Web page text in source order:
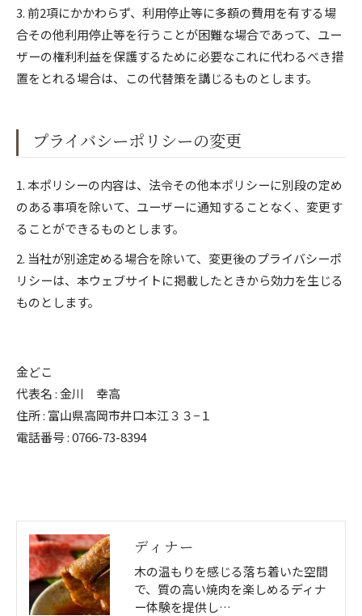
3. 前2項にかかわらず、利用停止等に多額の費用を有する場
合その他利用停止等を行うことが困難な場合であって、ユー
ザーの権利利益を保護するために必要なこれに代わるべき措
置をとれる場合は、この代替策を講じるものとします。
プライバシーポリシーの変更
1. 本ポリシーの内容は、法令その他本ポリシーに別段の定め
のある事項を除いて、ユーザーに通知することなく、変更す
ることができるものとします。
2. 当社が別途定める場合を除いて、変更後のプライバシーポ
リシーは、本ウェブサイトに掲載したときから効力を生じる
ものとします。
金どこ
代表名 : 金川 幸高
住所 : 富山県高岡市井口本江３３−１
電話番号 : 0766-73-8394
ディナー
木の温もりを感じる落ち着いた空間
で、質の高い焼肉を楽しめるディナ
ー体験を提供し…